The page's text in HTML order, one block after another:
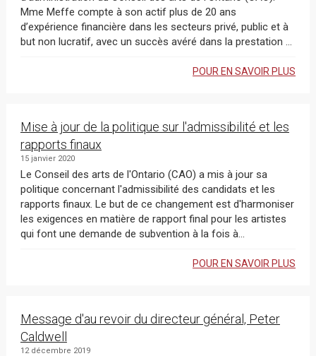
Mme Meffe compte à son actif plus de 20 ans
d’expérience financière dans les secteurs privé, public et à
but non lucratif, avec un succès avéré dans la prestation ...
POUR EN SAVOIR PLUS
Mise à jour de la politique sur l'admissibilité et les
rapports finaux
15 janvier 2020
Le Conseil des arts de l'Ontario (CAO) a mis à jour sa
politique concernant l'admissibilité des candidats et les
rapports finaux. Le but de ce changement est d'harmoniser
les exigences en matière de rapport final pour les artistes
qui font une demande de subvention à la fois à...
POUR EN SAVOIR PLUS
Message d'au revoir du directeur général, Peter
Caldwell
12 décembre 2019